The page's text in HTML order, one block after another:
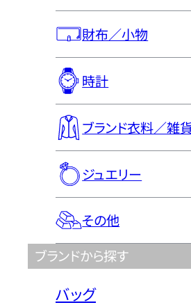
財布／小物
時計
ブランド衣料／雑
ジュエリー
その他
ブランドから探す
バッグ